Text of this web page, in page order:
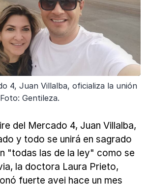
4, Juan Villalba, oficializa la unión
Gentileza.
del Mercado 4, Juan Villalba,
y todo se unirá en sagrado
"todas las de la ley" como se
la doctora Laura Prieto,
fuerte avei hace un mes